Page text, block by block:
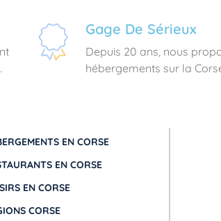
Gage De Sérieux
Depuis 20 ans, nous
hébergements sur la
EN CORSE
EN CORSE
EN CORSE
CORSE